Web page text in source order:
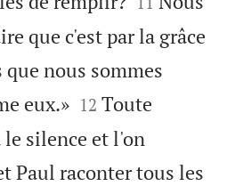
que c'est par la grâce
que nous sommes
eux.»
12 Toute
le silence et l'on
Paul raconter tous les